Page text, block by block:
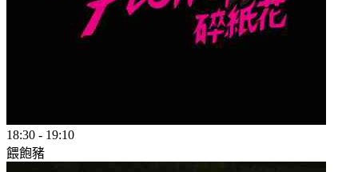
18:30 - 19:10
餵飽豬